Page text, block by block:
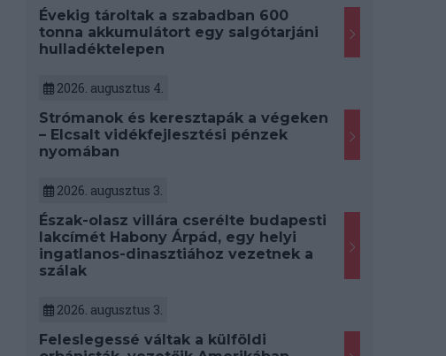
Évekig tároltak a szabadban 600
tonna akkumulátort egy salgótarjáni
hulladéktelepen
2026. augusztus 4.
Strómanok és keresztapák a végeken
– Elcsalt vidékfejlesztési pénzek
nyomában
2026. augusztus 3.
Észak-olasz villára cserélte budapesti
lakcímét Habony Árpád, egy helyi
ingatlanos-dinasztiához vezetnek a
szálak
2026. augusztus 3.
Feleslegessé váltak a külföldi